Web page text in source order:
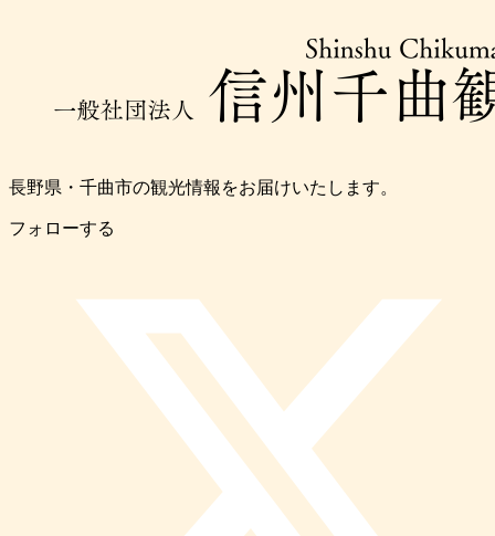
長野県・千曲市の観光情報をお届けいたします。
フォローする